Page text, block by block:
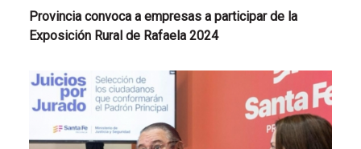
Provincia convoca a empresas a participar de la
Exposición Rural de Rafaela 2024